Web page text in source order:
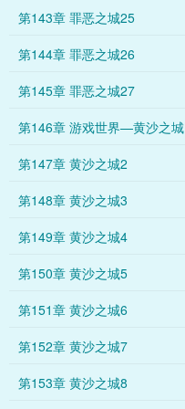
第143章 罪恶之城25
第144章 罪恶之城26
第145章 罪恶之城27
第146章 游戏世界—黄沙之城
第147章 黄沙之城2
第148章 黄沙之城3
第149章 黄沙之城4
第150章 黄沙之城5
第151章 黄沙之城6
第152章 黄沙之城7
第153章 黄沙之城8